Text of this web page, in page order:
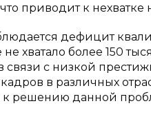
приводит к нехватке
дефицит
хватало более 150
с низкой
в различных
решению данной